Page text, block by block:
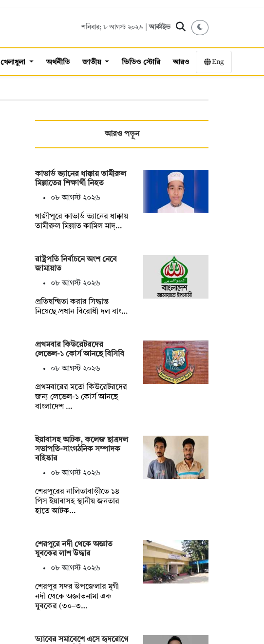
শনিবার; ৮ আগস্ট ২০২৬ |আর্কাইভ
খেলাধুলা অর্থনীতি জাতীয় ভিডিও স্টোরি আরও Eng
আরও পড়ুন
কাভার্ড ভ্যানের ধাক্কায় তামীরুল
মিল্লাতের শিক্ষার্থী নিহত
০৮ আগস্ট ২০২৬
গাজীপুরে কাভার্ড ভ্যানের ধাক্কায়
তামীরুল মিল্লাত কামিল মাদ্…
রাষ্ট্রপতি নির্বাচনে অংশ নেবে
জামায়াত
০৮ আগস্ট ২০২৬
প্রতিদ্বন্দ্বিতা করার সিদ্ধান্ত
নিয়েছে প্রধান বিরোধী দল বাং…
প্রথমবার কিউরেটরদের
লেভেল-১ কোর্স আনছে বিসিবি
০৮ আগস্ট ২০২৬
প্রথমবারের মতো কিউরেটরদের
জন্য লেভেল-১ কোর্স আনছে
বাংলাদেশ …
ইয়াবাসহ আটক, কলেজ ছাত্রদল
সভাপতি-সাংগঠনিক সম্পাদক
বহিষ্কার
০৮ আগস্ট ২০২৬
শেরপুরের নালিতাবাড়ীতে ১৪
পিস ইয়াবাসহ স্থানীয় জনতার
হাতে আটক…
শেরপুরে নদী থেকে অজ্ঞাত
যুবকের লাশ উদ্ধার
০৮ আগস্ট ২০২৬
শেরপুর সদর উপজেলার মৃগী
নদী থেকে অজ্ঞাতনামা এক
যুবকের (৩০–৩…
ড্যাবের সমাবেশে এসে হৃদরোগে